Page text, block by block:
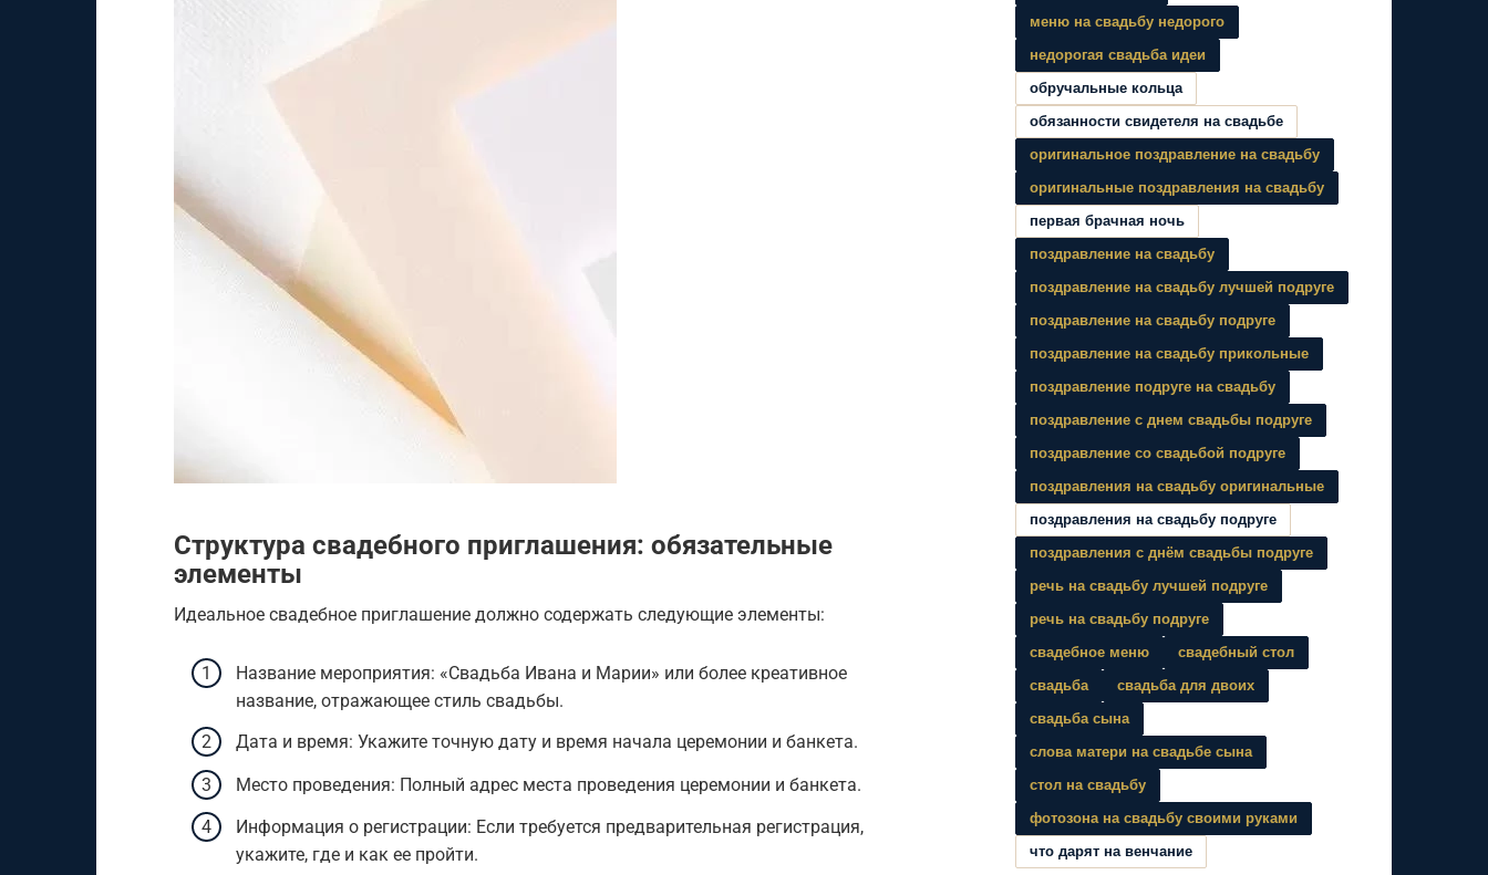
Структура свадебного приглашения: обязательные
элементы
Идеальное свадебное приглашение должно содержать следующие элементы:
Название мероприятия: «Свадьба Ивана и Марии» или более креативное
название, отражающее стиль свадьбы.
Дата и время: Укажите точную дату и время начала церемонии и банкета.
Место проведения: Полный адрес места проведения церемонии и банкета.
Информация о регистрации: Если требуется предварительная регистрация,
укажите, где и как ее пройти.
меню на свадьбу недорого
недорогая свадьба идеи
обручальные кольца
обязанности свидетеля на свадьбе
оригинальное поздравление на свадьбу
оригинальные поздравления на свадьбу
первая брачная ночь
поздравление на свадьбу
поздравление на свадьбу лучшей подруге
поздравление на свадьбу подруге
поздравление на свадьбу прикольные
поздравление подруге на свадьбу
поздравление с днем свадьбы подруге
поздравление со свадьбой подруге
поздравления на свадьбу оригинальные
поздравления на свадьбу подруге
поздравления с днём свадьбы подруге
речь на свадьбу лучшей подруге
речь на свадьбу подруге
свадебное меню
свадебный стол
свадьба
свадьба для двоих
свадьба сына
слова матери на свадьбе сына
стол на свадьбу
фотозона на свадьбу своими руками
что дарят на венчание